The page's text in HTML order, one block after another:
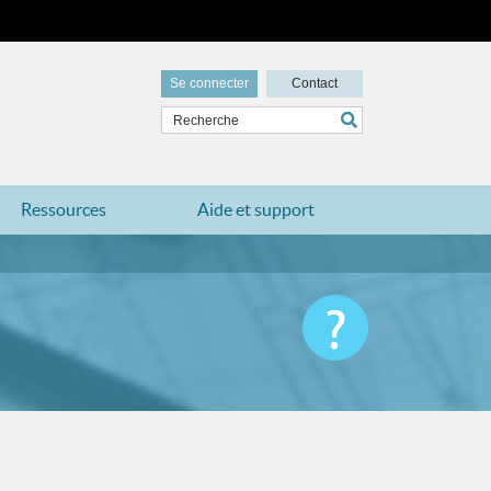
Se connecter Contact
Ressources Aide et support